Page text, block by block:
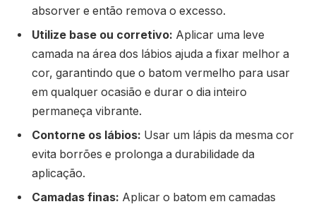
absorver e então remova o excesso.
Utilize base ou corretivo: Aplicar uma leve
camada na área dos lábios ajuda a fixar melhor a
cor, garantindo que o batom vermelho para usar
em qualquer ocasião e durar o dia inteiro
permaneça vibrante.
Contorne os lábios: Usar um lápis da mesma cor
evita borrões e prolonga a durabilidade da
aplicação.
Camadas finas: Aplicar o batom em camadas